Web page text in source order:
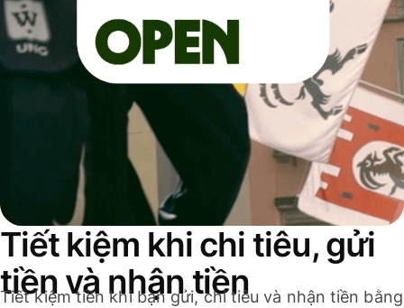
Tiết kiệm khi chi tiêu, gửi
tiền và nhận tiền
Tiết kiệm tiền khi bạn gửi, chi tiêu và nhận tiền bằng